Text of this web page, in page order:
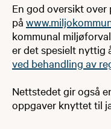
En god oversikt
på
kommunal
er det spesielt nyttig
ved behandling av
Nettstedet gir også
oppgaver knyttet til